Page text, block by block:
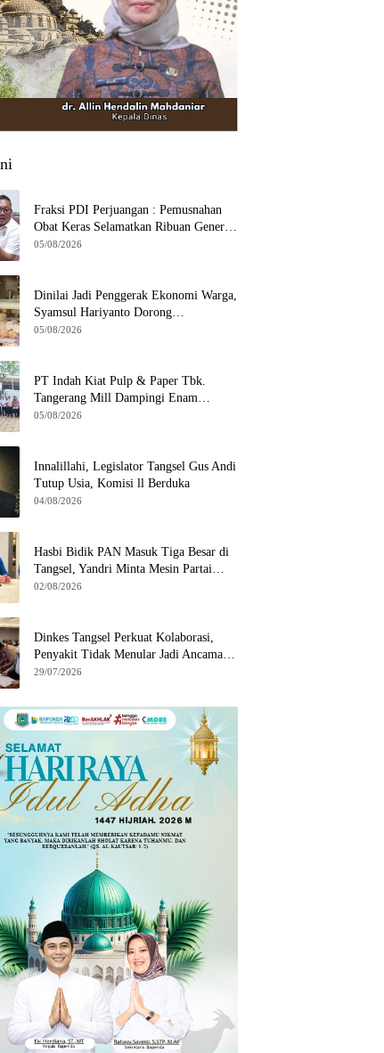
Fraksi PDI Perjuangan : Pemusnahan
Obat Keras Selamatkan Ribuan Generasi
Muda Tangsel
05/08/2026
Dinilai Jadi Penggerak Ekonomi Warga,
Syamsul Hariyanto Dorong
Pengembangan Budidaya Jamur Crispy
05/08/2026
PT Indah Kiat Pulp & Paper Tbk.
Tangerang Mill Dampingi Enam
Wilayah Binaan
05/08/2026
Innalillahi, Legislator Tangsel Gus Andi
Tutup Usia, Komisi ll Berduka
04/08/2026
Hasbi Bidik PAN Masuk Tiga Besar di
Tangsel, Yandri Minta Mesin Partai
Bergerak
02/08/2026
Dinkes Tangsel Perkuat Kolaborasi,
Penyakit Tidak Menular Jadi Ancaman
Utama
29/07/2026